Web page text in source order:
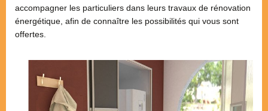
accompagner les particuliers dans leurs travaux de rénovation
énergétique, afin de connaître les possibilités qui vous sont
offertes.